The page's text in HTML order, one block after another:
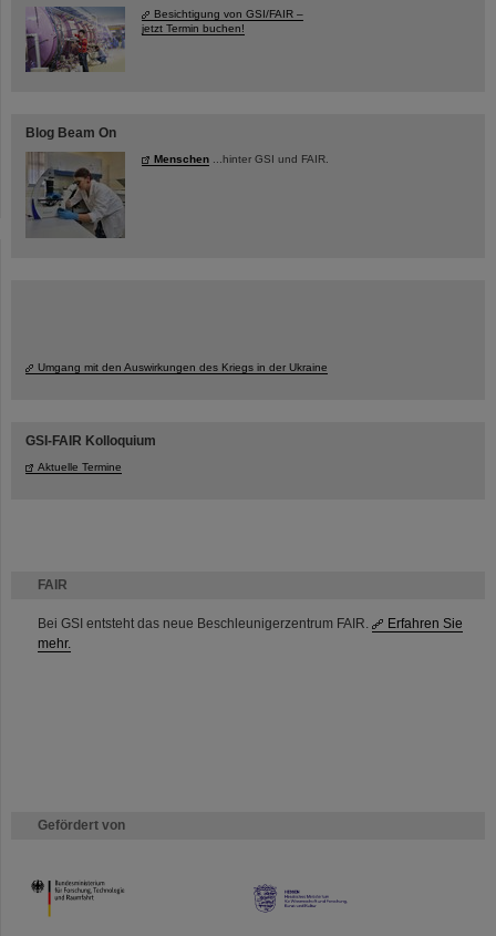
FAIR
Bei GSI entsteht das neue Beschleunigerzentrum FAIR.
Erfahren Sie
mehr.
Gefördert von
HMWK
Besichtigung von GSI/FAIR –
jetzt Termin buchen!
Blog Beam On
Menschen ...hinter GSI und FAIR.
Umgang mit den Auswirkungen des Kriegs in der Ukraine
GSI-FAIR Kolloquium
Aktuelle Termine